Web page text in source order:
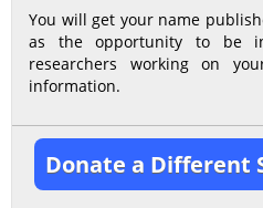
You will get your name
as the opportunity to be
researchers working on
information.
Donate a Different